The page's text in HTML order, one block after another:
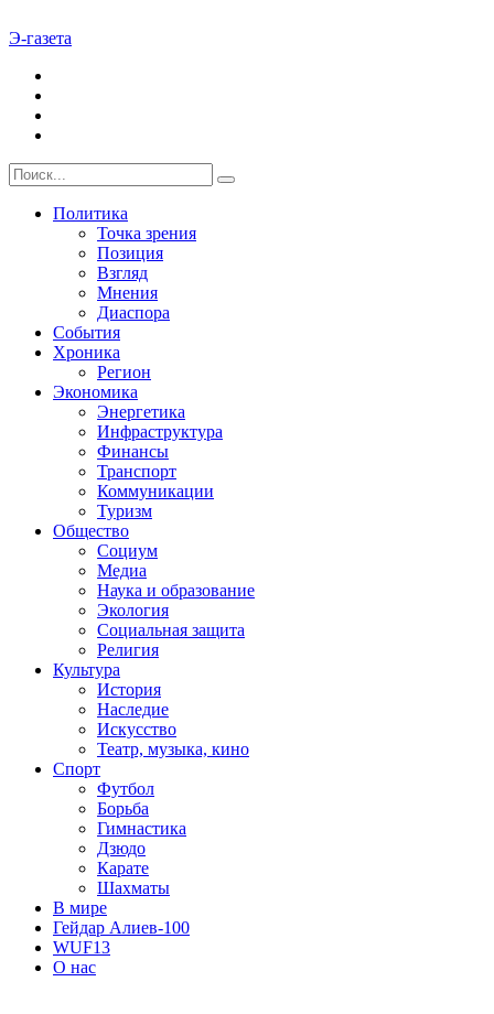
Э-газета
Политика
Точка зрения
Позиция
Взгляд
Мнения
Диаспора
События
Хроника
Регион
Экономика
Энергетика
Инфраструктура
Финансы
Транспорт
Коммуникации
Туризм
Общество
Социум
Медиа
Наука и образование
Экология
Социальная защита
Религия
Культура
История
Наследие
Искусство
Театр, музыка, кино
Спорт
Футбол
Борьба
Гимнастика
Дзюдо
Карате
Шахматы
В мире
Гейдар Алиев-100
WUF13
О нас